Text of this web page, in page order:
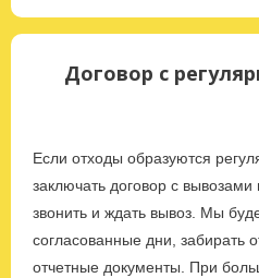
Договор с
Если отходы образуются
заключать договор с
звонить и ждать вывоз. Мы
согласованные дни, забирать
отчетные документы. При